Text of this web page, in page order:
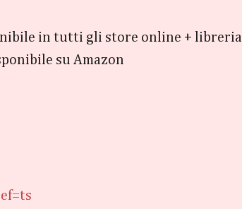
in tutti gli store online + libreria
su Amazon